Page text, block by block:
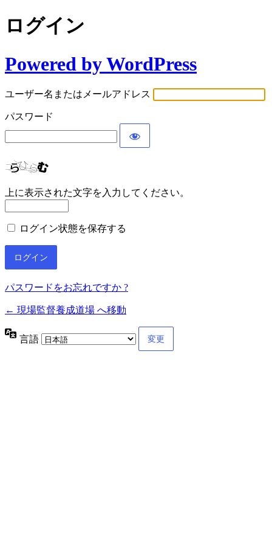
ログイン
Powered by WordPress
ユーザー名またはメールアドレス
パスワード
上に表示された文字を入力してください。
ログイン状態を保存する
パスワードをお忘れですか ?
← 現場監督養成道場 へ移動
言語